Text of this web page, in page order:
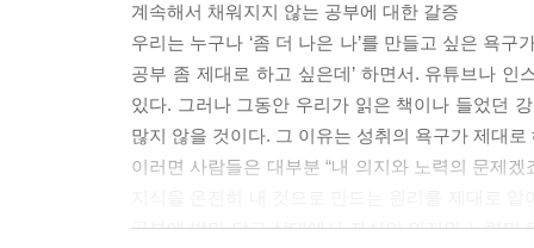
이 프로토콜을 만들기 위한 전제의 의미가 크다. ‘
내가 얼마만큼 아는가에 달린 것이 아니라, 얼마
정보인 ‘문제 풀이 기준(또는 프로토콜)’을 공부하
공부를 할 때 복습이 중요하다는 말을 참 많이 듣
럴까? (…) 결론적으로 ‘복습’은 두 가지로 구별되
계속해서 채워지지 않는 공부에 대한 갈증
우리는 누구나 ‘좀 더 나은 나’를 만들고 싶은 욕
공부 좀 제대로 하고 싶은데’ 하면서. 유튜브나 인
있다. 그러나 그동안 우리가 읽은 책이나 들었던
많지 않을 것이다. 그 이유는 성취의 욕구가 제대로
이러면 사람들은 대부분 “내 의지와 노력의 문제겠
공부에 발만 담근 상태에서 자신의 의지와 노력만